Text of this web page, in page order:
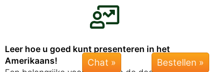
Leer hoe u goed kunt presenteren in het
Amerikaans!
Chat »